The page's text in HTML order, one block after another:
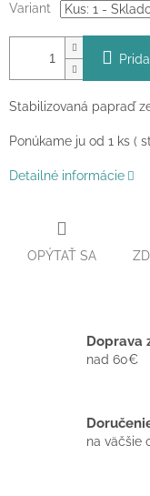
Variant
Stabilizovaná papraď
Ponúkame ju od 1 ks (
Detailné informácie
OPÝTAŤ SA
Doprava
nad 60€
na väčšie